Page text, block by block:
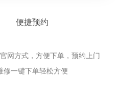
便捷预约
网方式，方便下单，预约上门
修一键下单轻松方便